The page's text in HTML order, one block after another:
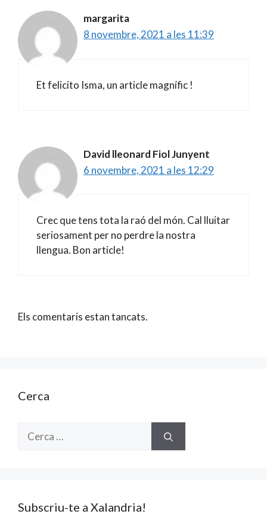
margarita
8 novembre, 2021 a les 11:39
Et felicito Isma, un article magnífic !
David lleonard Fiol Junyent
6 novembre, 2021 a les 12:29
Crec que tens tota la raó del món. Cal lluitar
seriosament per no perdre la nostra
llengua. Bon article!
Els comentaris estan tancats.
Cerca
Cerca:
Subscriu-te a Xalandria!